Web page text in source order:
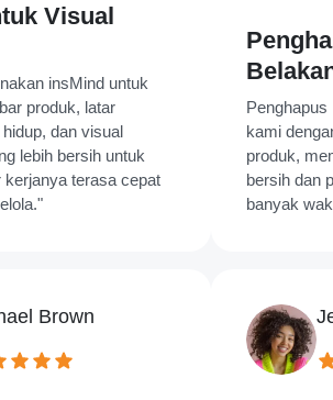
untuk
latar
visual
untuk
terasa cepat
Penghapus
Belakang
Penghapus Latar
kami dengan
produk, membuat
bersih dan
banyak waktu kami!
Jessica